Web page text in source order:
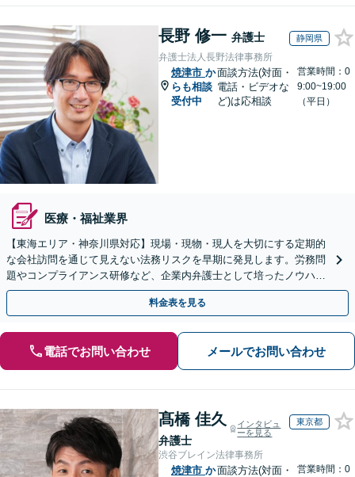
長野 修一 弁護士 静岡県
弁護士法人長野法律事務所
焼津市 か
らも相談
受付中
面談方法(対面・
電話・ビデオな
ど)は応相談
営業時間：0
9:00~19:00
（平日）
医療・福祉業界
【東海エリア・神奈川県対応】現場・現物・現人を大切にする定期的
な会社訪問を通じて見えない法務リスクを早期に発見します。労務問
題やコンプライアンス研修など、企業内弁護士として培ったノウハウ
をフル活用し、経営の安定化を強力にサポートします。
料金表を見る
電話でお問い合わせ メールでお問い合わせ
髙橋 佳久
弁護士
インタビュ
ーを見る
東京都
渋谷ブレイン法律事務所
焼津市 か面談方法(対面・
営業時間：0